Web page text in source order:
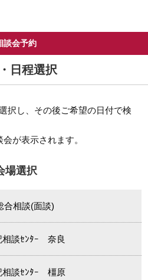
談会予約
日程選択
択し、その後ご希望の日付で検
が表示されます。
場選択
合相談(面談)
相談ｾﾝﾀｰ 奈良
相談ｾﾝﾀｰ 橿原